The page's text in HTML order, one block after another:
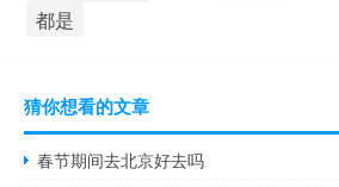
都是
猜你想看的文章
春节期间去北京好去吗